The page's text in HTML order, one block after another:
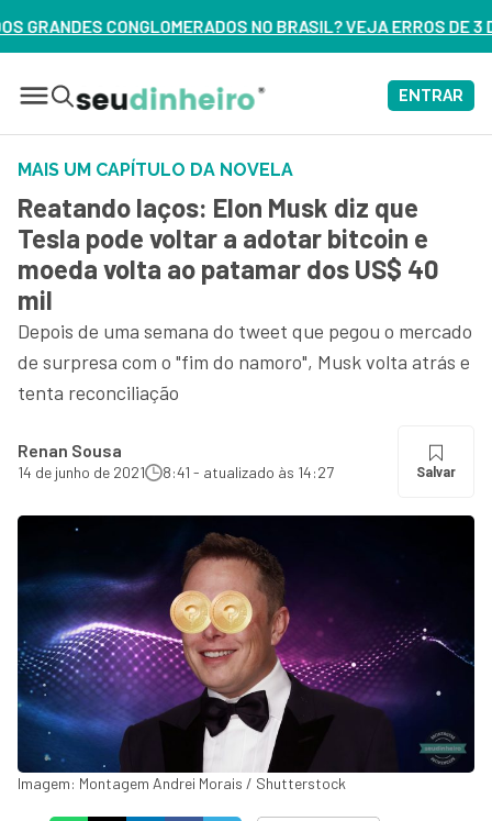
NO BRASIL? VEJA ERROS DE 3 DELES – ASSISTA AGORA
ENTRAR
MAIS UM CAPÍTULO DA NOVELA
Reatando laços: Elon Musk diz que
Tesla pode voltar a adotar bitcoin e
moeda volta ao patamar dos US$ 40
mil
Depois de uma semana do tweet que pegou o mercado
de surpresa com o "fim do namoro", Musk volta atrás e
tenta reconciliação
Renan Sousa
14 de junho de 2021 8:41 - atualizado às 14:27 Salvar
Imagem: Montagem Andrei Morais / Shutterstock